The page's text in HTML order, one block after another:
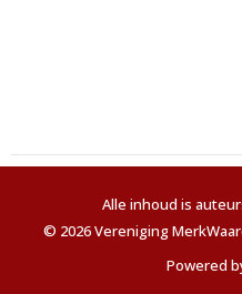
Alle inhoud is
© 2026 Vereniging
Powered